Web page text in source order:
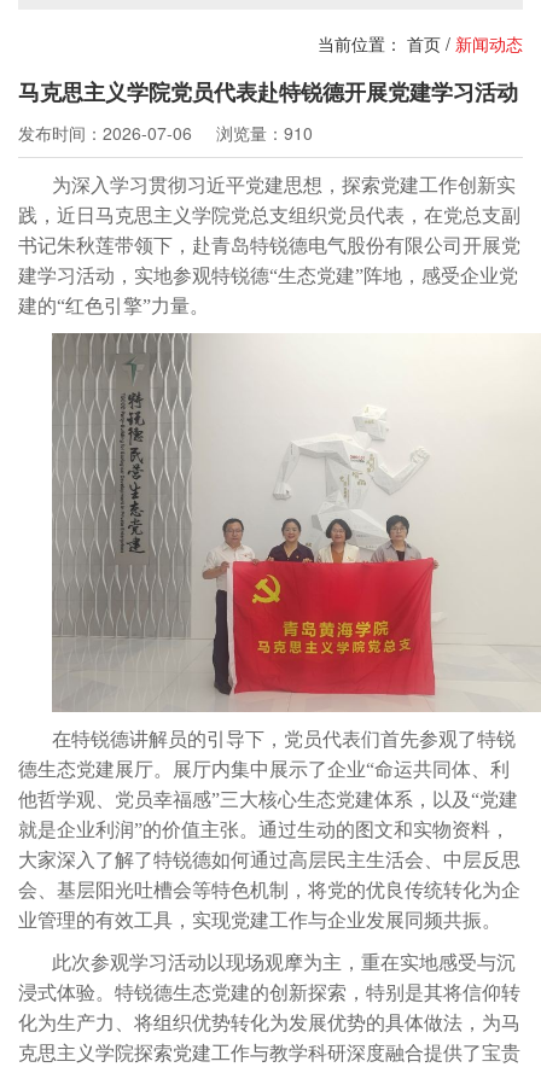
当前位置： 首页 / 新闻动态
马克思主义学院党员代表赴特锐德开展党建学习活动
发布时间：2026-07-06 浏览量：910
为深入学习贯彻习近平党建思想，探索党建工作创新实
践，近日马克思主义学院党总支组织党员代表，在党总支副
书记朱秋莲带领下，赴青岛特锐德电气股份有限公司开展党
建学习活动，实地参观特锐德“生态党建”阵地，感受企业党
建的“红色引擎”力量。
在特锐德讲解员的引导下，党员代表们首先参观了特锐
德生态党建展厅。展厅内集中展示了企业“命运共同体、利
他哲学观、党员幸福感”三大核心生态党建体系，以及“党建
就是企业利润”的价值主张。通过生动的图文和实物资料，
大家深入了解了特锐德如何通过高层民主生活会、中层反思
会、基层阳光吐槽会等特色机制，将党的优良传统转化为企
业管理的有效工具，实现党建工作与企业发展同频共振。
此次参观学习活动以现场观摩为主，重在实地感受与沉
浸式体验。特锐德生态党建的创新探索，特别是其将信仰转
化为生产力、将组织优势转化为发展优势的具体做法，为马
克思主义学院探索党建工作与教学科研深度融合提供了宝贵